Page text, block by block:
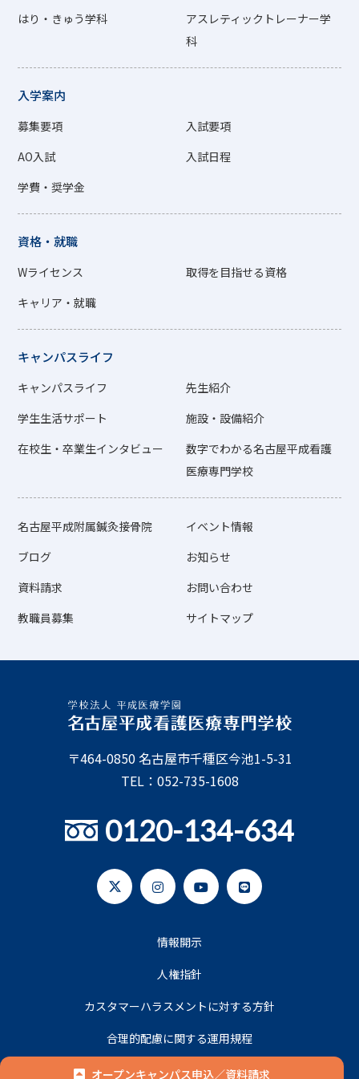
はり・きゅう学科
アスレティックトレーナー学
科
入学案内
募集要項
入試要項
AO入試
入試日程
学費・奨学金
資格・就職
Wライセンス
取得を目指せる資格
キャリア・就職
キャンパスライフ
キャンパスライフ
先生紹介
学生生活サポート
施設・設備紹介
在校生・卒業生インタビュー
数字でわかる名古屋平成看護
医療専門学校
名古屋平成附属鍼灸接骨院
イベント情報
ブログ
お知らせ
資料請求
お問い合わせ
教職員募集
サイトマップ
〒464-0850 名古屋市千種区今池1-5-31
TEL：052-735-1608
0120-134-634
情報開示
人権指針
カスタマーハラスメントに対する方針
合理的配慮に関する運用規程
プライバシーポリシー
オープンキャンパス申込／資料請求